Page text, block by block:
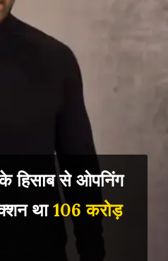
से ओपनिंग
था106 करोड़